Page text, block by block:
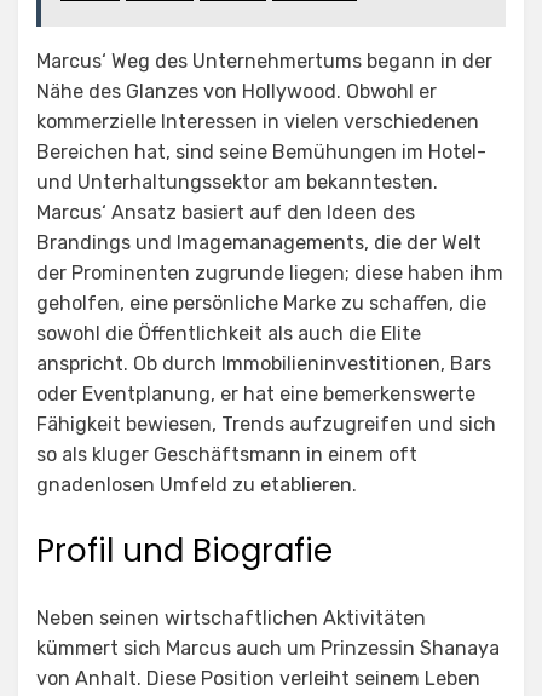
Marcus‘ Weg des Unternehmertums begann in der
Nähe des Glanzes von Hollywood. Obwohl er
kommerzielle Interessen in vielen verschiedenen
Bereichen hat, sind seine Bemühungen im Hotel-
und Unterhaltungssektor am bekanntesten.
Marcus‘ Ansatz basiert auf den Ideen des
Brandings und Imagemanagements, die der Welt
der Prominenten zugrunde liegen; diese haben ihm
geholfen, eine persönliche Marke zu schaffen, die
sowohl die Öffentlichkeit als auch die Elite
anspricht. Ob durch Immobilieninvestitionen, Bars
oder Eventplanung, er hat eine bemerkenswerte
Fähigkeit bewiesen, Trends aufzugreifen und sich
so als kluger Geschäftsmann in einem oft
gnadenlosen Umfeld zu etablieren.
Profil und Biografie
Neben seinen wirtschaftlichen Aktivitäten
kümmert sich Marcus auch um Prinzessin Shanaya
von Anhalt. Diese Position verleiht seinem Leben